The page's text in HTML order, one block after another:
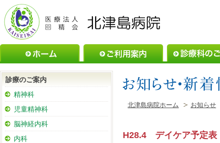
ホーム ご利用案内
北津島病院ホーム お知らせ
H28.4 デイケア予定表
診療のご案内
精神科
児童精神科
脳神経内科
内科